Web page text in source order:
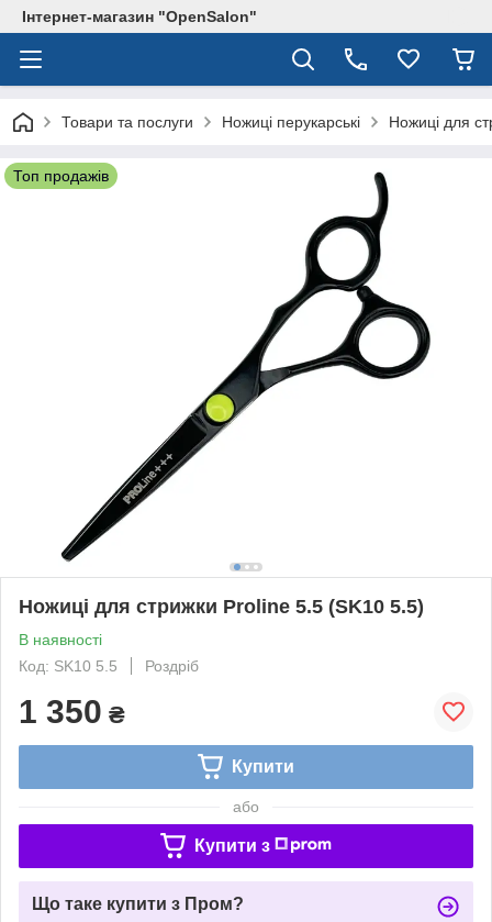
Інтернет-магазин "OpenSalon"
Товари та послуги Ножиці перукарські Ножиці для
Топ продажів
Ножиці для стрижки Proline 5.5 (SK10 5.5)
В наявності
Код: SK10 5.5
Роздріб
1 350 ₴
Купити
або
Купити з
Що таке купити з Пром?